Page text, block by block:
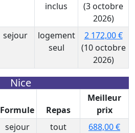
inclus
(3 octobre
2026)
sejour
logement
seul
2 172,00 €
(10 octobre
2026)
Nice
Formule Repas
Meilleur
prix
sejour
tout
688,00 €